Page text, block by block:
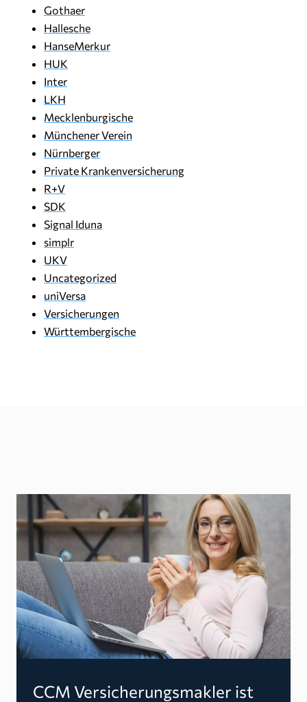
Gothaer
Hallesche
HanseMerkur
HUK
Inter
LKH
Mecklenburgische
Münchener Verein
Nürnberger
Private Krankenversicherung
R+V
SDK
Signal Iduna
simplr
UKV
Uncategorized
uniVersa
Versicherungen
Württembergische
CCM Versicherungsmakler ist